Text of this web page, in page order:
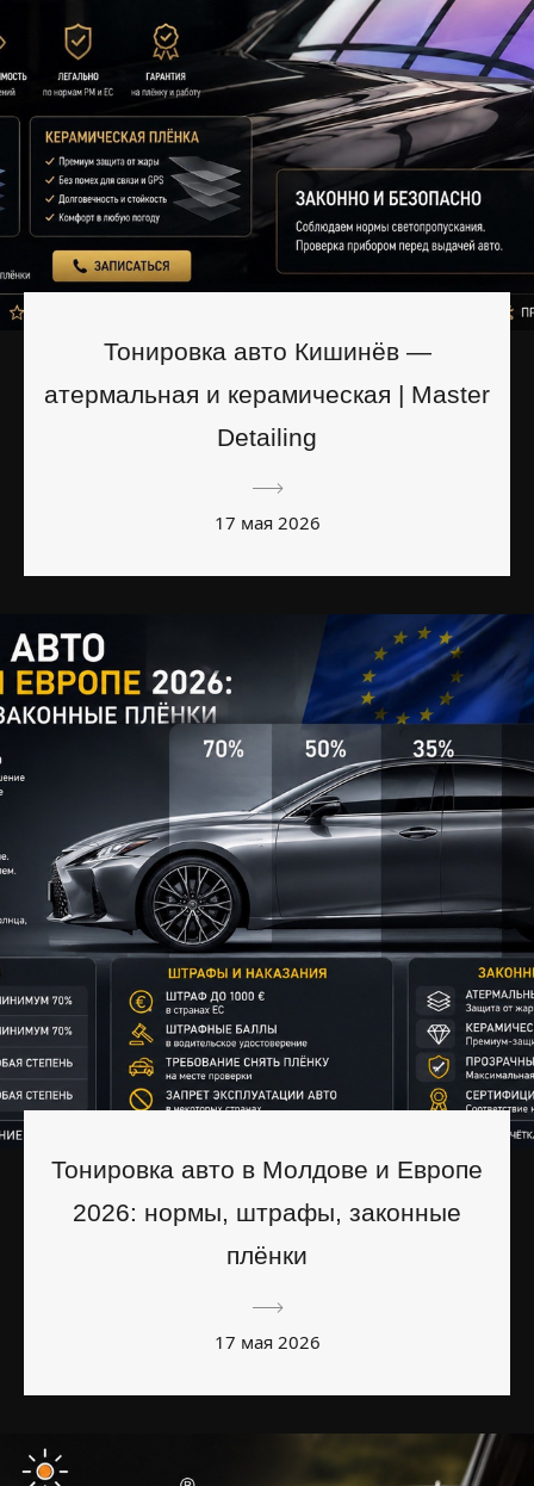
Тонировка авто Кишинёв —
атермальная и керамическая | Master
Detailing
17 мая 2026
Тонировка авто в Молдове и Европе
2026: нормы, штрафы, законные
плёнки
17 мая 2026